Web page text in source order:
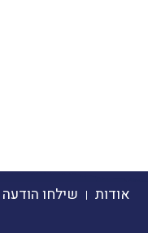
אודות שילחו הודעה